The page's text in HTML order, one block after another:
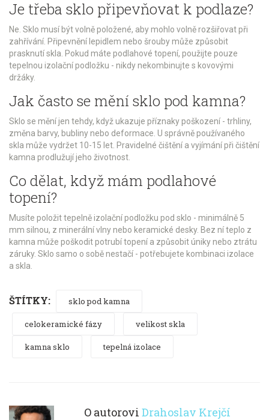
Je třeba sklo připevňovat k podlaze?
Ne. Sklo musí být volně položené, aby mohlo volně rozšiřovat při
zahřívání. Připevnění lepidlem nebo šrouby může způsobit
prasknutí skla. Pokud máte podlahové topení, použijte pouze
tepelnou izolační podložku - nikdy nekombinujte s kovovými
držáky.
Jak často se mění sklo pod kamna?
Sklo se mění jen tehdy, když ukazuje příznaky poškození - trhliny,
změna barvy, bubliny nebo deformace. U správně používaného
skla může vydržet 10-15 let. Pravidelné čištění a vyjímání při čištění
kamna prodlužují jeho životnost.
Co dělat, když mám podlahové
topení?
Musíte položit tepelně izolační podložku pod sklo - minimálně 5
mm silnou, z minerální vlny nebo keramické desky. Bez ní teplo z
kamna může poškodit potrubí topení a způsobit úniky nebo ztrátu
záruky. Sklo samo o sobě nestačí - potřebujete kombinaci izolace
a skla.
ŠTÍTKY: sklo pod kamna
celokeramické fázy velikost skla
kamna sklo tepelná izolace
O autorovi Drahoslav Krejčí